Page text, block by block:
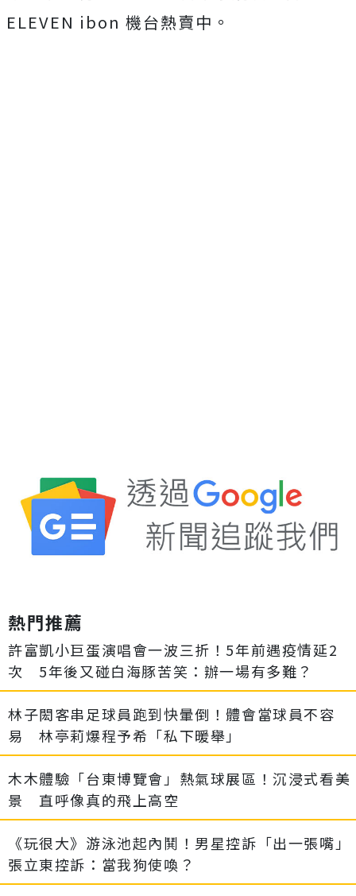
ELEVEN ibon 機台熱賣中。
熱門推薦
許富凱小巨蛋演唱會一波三折！5年前遇疫情延2
次 5年後又碰白海豚苦笑：辦一場有多難？
林子閎客串足球員跑到快暈倒！體會當球員不容
易 林亭莉爆程予希「私下暖舉」
木木體驗「台東博覽會」熱氣球展區！沉浸式看美
景 直呼像真的飛上高空
《玩很大》游泳池起內鬨！男星控訴「出一張嘴」
張立東控訴：當我狗使喚？